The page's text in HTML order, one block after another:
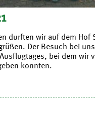
durften wir auf dem Hof
Der Besuch bei
bei dem wir
konnten.